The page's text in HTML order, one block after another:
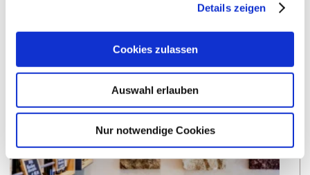
Details zeigen
Cookies zulassen
Auswahl erlauben
Nur notwendige Cookies
Weitere Veranstaltungen in der Nähe